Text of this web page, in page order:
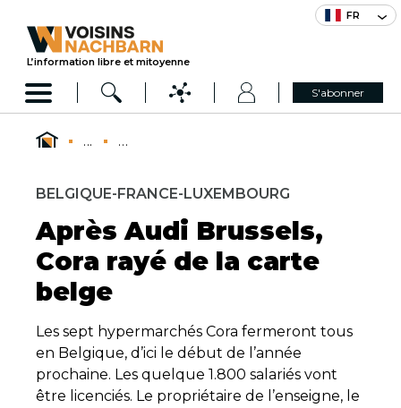
FR
L’information libre et mitoyenne
S'abonner
... ...
BELGIQUE-FRANCE-LUXEMBOURG
Après Audi Brussels,
Cora rayé de la carte
belge
Les sept hypermarchés Cora fermeront tous
en Belgique, d’ici le début de l’année
prochaine. Les quelque 1.800 salariés vont
être licenciés. Le propriétaire de l’enseigne, le